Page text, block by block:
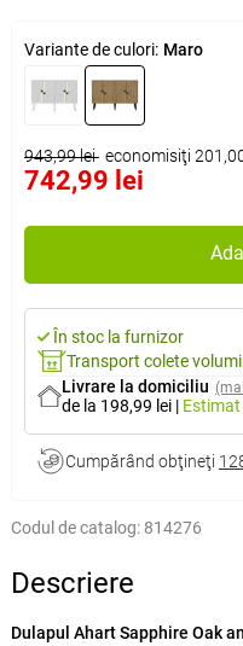
Variante de culori: Maro
943,99 lei economisiţi
742,99 lei
În stoc la furnizor
Transport colete
Livrare la domiciliu
de la 198,99 lei |
Cumpărând obţineţi
Codul de catalog: 814276
Descriere
Dulapul Ahart Sapphire Oak